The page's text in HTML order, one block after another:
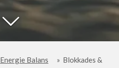
Energie Balans
» Blokkades &